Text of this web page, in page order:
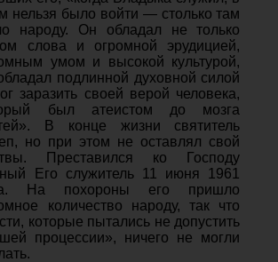
нельзя было войти — столько там
народу. Он обладал не только
слова и огромной эрудицией,
умом и высокой культурой,
подлинной духовной силой
заразить своей верой человека,
был атеистом до мозга
В конце жизни святитель
но при этом не оставлял свой
Преставился ко Господу
Его служитель 11 июня 1961
На похороны его пришло
количество народу, так что
которые пытались не допустить
процессии», ничего не могли